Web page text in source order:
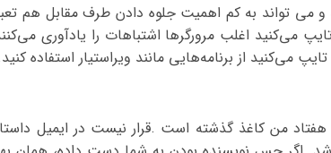
می تواند به کم اهمیت جلوه دادن طرف مقابل هم
می‌کنید اغلب مرورگرها اشتباهات را یادآوری
می‌کنید از برنامه‌هایی مانند ویراستیار استفاده
هفتاد من کاغذ گذشته است .قرار نیست در ایمیل